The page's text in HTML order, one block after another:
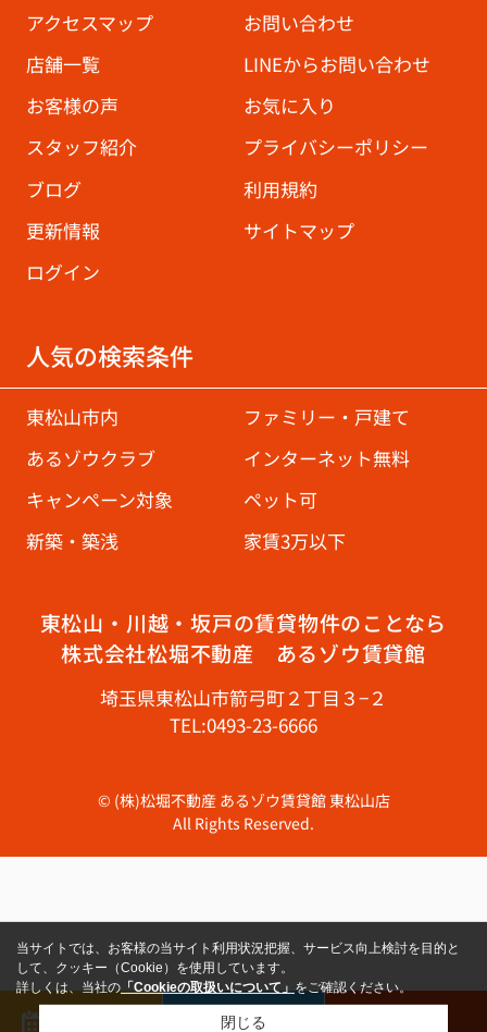
アクセスマップ
お問い合わせ
店舗一覧
LINEからお問い合わせ
お客様の声
お気に入り
スタッフ紹介
プライバシーポリシー
ブログ
利用規約
更新情報
サイトマップ
ログイン
人気の検索条件
東松山市内
ファミリー・戸建て
あるゾウクラブ
インターネット無料
キャンペーン対象
ペット可
新築・築浅
家賃3万以下
東松山・川越・坂戸の賃貸物件のことなら
株式会社松堀不動産 あるゾウ賃貸館
埼玉県東松山市箭弓町２丁目３−２
TEL:0493-23-6666
© (株)松堀不動産 あるゾウ賃貸館 東松山店
All Rights Reserved.
メール
当サイトでは、お客様の当サイト利用状況把握、サービス向上検討を目的と
して、クッキー（Cookie）を使用しています。
詳しくは、当社の「Cookieの取扱いについて」をご確認ください。
閉じる